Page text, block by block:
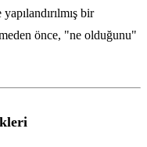
bir
önce, "ne olduğunu"